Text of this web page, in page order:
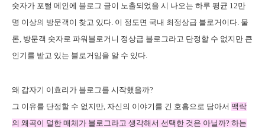
숫자가 포털 메인에 블로그 글이 노출되었을 시 나오는 하루 평균 12만
명 이상의 방문객이 찾고 있다. 이 정도면 국내 최정상급 블로거이다. 물
론, 방문객 숫자로 파워블로거니 정상급 블로그라고 단정할 수 없지만 큰
인기를 받고 있는 블로거임을 알 수 있다.
왜 갑자기 이효리가 블로그를 시작했을까?
그 이유를 단정할 수 없지만, 자신의 이야기를 긴 호흡으로 담아서 맥락
의 왜곡이 덜한 매체가 블로그라고 생각해서 선택한 것은 아닐까? 하는